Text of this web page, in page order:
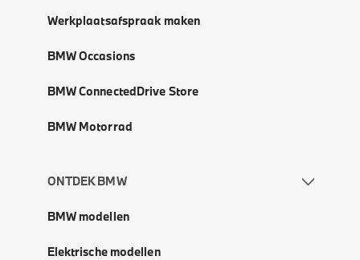
Werkplaatsafspraak maken
BMW Occasions
BMW ConnectedDrive Store
BMW Motorrad
ONTDEK BMW
BMW modellen
Elektrische modellen